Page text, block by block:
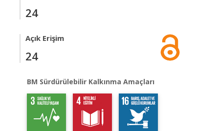
24
Açık Erişim
24
BM Sürdürülebilir Kalkınma Amaçları